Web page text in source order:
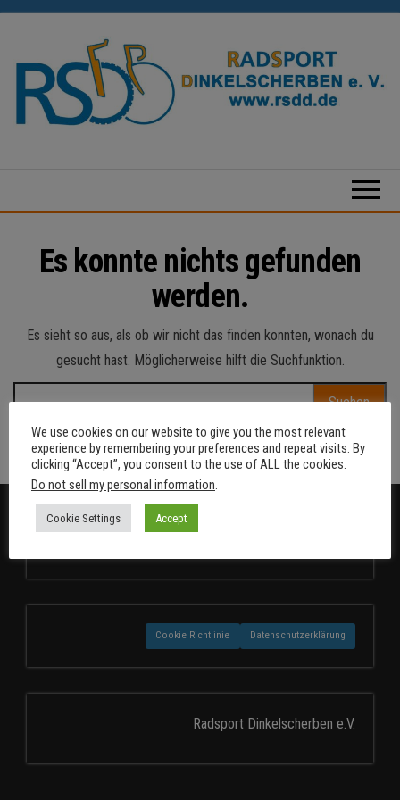
springen
e.V.
Es konnte nichts gefunden
werden.
Es sieht so aus, als ob wir nicht das finden konnten, wonach du
gesucht hast. Möglicherweise hilft die Suchfunktion.
Cookie Richtlinie Datenschutzerklärung
Radsport Dinkelscherben e.V.
We use cookies on our website to give you the most relevant
experience by remembering your preferences and repeat visits. By
clicking “Accept”, you consent to the use of ALL the cookies.
Do not sell my personal information.
Cookie Settings Accept